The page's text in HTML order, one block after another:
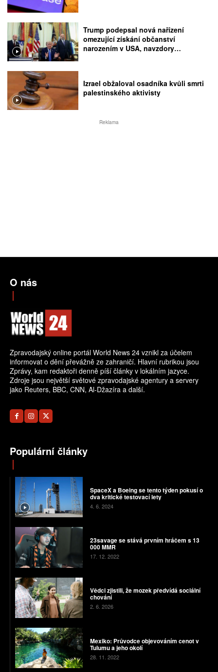
Trump podepsal nová nařízení
omezující získání občanství
narozením v USA, navzdory
Izrael obžaloval osadníka kvůli smrti
palestinského aktivisty
Reklama
O nás
Zpravodajský online portál World News 24 vznikl za účelem
informovat o dění převážně ze zahraničí. Hlavní rubrikou jsou
Zprávy, kam redaktoři denně píší články v lokálním jazyce.
Zdroje jsou největší světové zpravodajské agentury a servery
jako Reuters, BBC, CNN, Al-Džazíra a další.
Populární články
SpaceX a Boeing se tento týden pokusí o
dva kritické testovací lety
4. 6. 2024
23savage se stává prvním hráčem s 13
000 MMR
17. 12. 2022
Vědci zjistili, že mozek předvídá sociální
chování
2. 6. 2026
Mexiko: Průvodce objevováním cenot v
Tulumu a jeho okolí
28. 11. 2022